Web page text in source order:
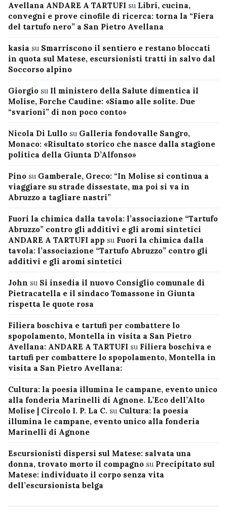
Avellana ANDARE A TARTUFI su Libri, cucina,
convegni e prove cinofile di ricerca: torna la “Fiera
del tartufo nero” a San Pietro Avellana
kasia su Smarriscono il sentiero e restano bloccati
in quota sul Matese, escursionisti tratti in salvo dal
Soccorso alpino
Giorgio su Il ministero della Salute dimentica il
Molise, Forche Caudine: «Siamo alle solite. Due
“svarioni” di non poco conto»
Nicola Di Lullo su Galleria fondovalle Sangro,
Monaco: «Risultato storico che nasce dalla stagione
politica della Giunta D’Alfonso»
Pino su Gamberale, Greco: “In Molise si continua a
viaggiare su strade dissestate, ma poi si va in
Abruzzo a tagliare nastri”
Fuori la chimica dalla tavola: l’associazione “Tartufo
Abruzzo” contro gli additivi e gli aromi sintetici
ANDARE A TARTUFI app su Fuori la chimica dalla
tavola: l’associazione “Tartufo Abruzzo” contro gli
additivi e gli aromi sintetici
John su Si insedia il nuovo Consiglio comunale di
Pietracatella e il sindaco Tomassone in Giunta
rispetta le quote rosa
Filiera boschiva e tartufi per combattere lo
spopolamento, Montella in visita a San Pietro
Avellana: ANDARE A TARTUFI su Filiera boschiva e
tartufi per combattere lo spopolamento, Montella in
visita a San Pietro Avellana:
Cultura: la poesia illumina le campane, evento unico
alla fonderia Marinelli di Agnone. L’Eco dell’Alto
Molise | Circolo I. P. La C. su Cultura: la poesia
illumina le campane, evento unico alla fonderia
Marinelli di Agnone
Escursionisti dispersi sul Matese: salvata una
donna, trovato morto il compagno su Precipitato sul
Matese: individuato il corpo senza vita
dell’escursionista belga